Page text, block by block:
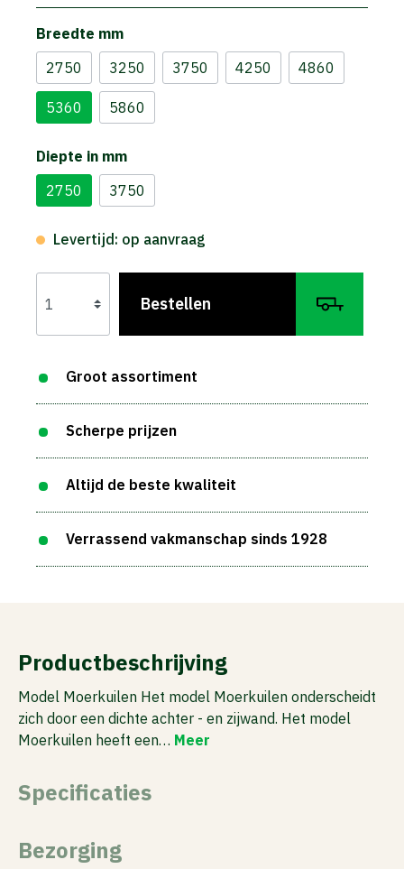
Breedte mm
2750
3250 3750 4250 4860
5360 5860
Diepte in mm
2750
3750
Levertijd: op aanvraag
Bestellen
Groot assortiment
Scherpe prijzen
Altijd de beste kwaliteit
Verrassend vakmanschap sinds 1928
Productbeschrijving
Model Moerkuilen Het model Moerkuilen onderscheidt
zich door een dichte achter - en zijwand. Het model
Moerkuilen heeft een… Meer
Specificaties
Bezorging